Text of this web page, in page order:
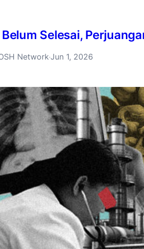
Selesai,
Network·Jun 1, 2026